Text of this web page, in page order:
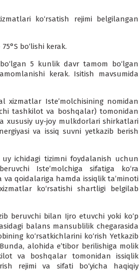
ko‘rsatish rejimi belgilangan
bo‘lishi kerak.
5 kunlik davr tamom bo‘lgan
kerak. Isitish mavsumida
xizmatlar Iste’molchisining nomidan
tashkilot va boshqalar) tomonidan
xususiy uy-joy mulkdorlari shirkatlari
va issiq suvni yetkazib berish
ichidagi tizimni foydalanish uchun
Iste’molchiga sifatiga ko‘ra
qoidalariga hamda issiqlik ta’minoti
ko‘rsatishi shartligi belgilab
beruvchi bilan Ijro etuvchi yoki ko‘p
balans mansublilik chegarasida
ko‘rsatkichlarini ko‘rish Yetkazib
alohida e’tibor berilishiga molik
va boshqalar tomonidan issiqlik
rejimi va sifati bo‘yicha haqiqiy